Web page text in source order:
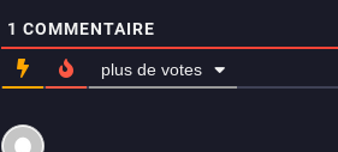
1 COMMENTAIRE
plus de votes